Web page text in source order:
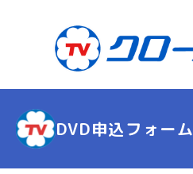
DVD申込フォーム